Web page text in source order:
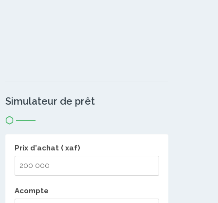
Simulateur de prêt
Prix d'achat ( xaf)
Acompte